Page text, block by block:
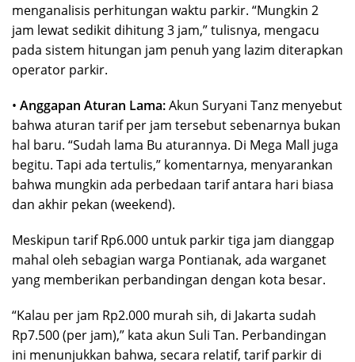
menganalisis perhitungan waktu parkir. “Mungkin 2
jam lewat sedikit dihitung 3 jam,” tulisnya, mengacu
pada sistem hitungan jam penuh yang lazim diterapkan
operator parkir.
• Anggapan Aturan Lama:Akun Suryani Tanz menyebut
bahwa aturan tarif per jam tersebut sebenarnya bukan
hal baru. “Sudah lama Bu aturannya. Di Mega Mall juga
begitu. Tapi ada tertulis,” komentarnya, menyarankan
bahwa mungkin ada perbedaan tarif antara hari biasa
dan akhir pekan (weekend).
Meskipun tarif Rp6.000 untuk parkir tiga jam dianggap
mahal oleh sebagian warga Pontianak, ada warganet
yang memberikan perbandingan dengan kota besar.
“Kalau per jam Rp2.000 murah sih, di Jakarta sudah
Rp7.500 (per jam),” kata akun Suli Tan. Perbandingan
ini menunjukkan bahwa, secara relatif, tarif parkir di